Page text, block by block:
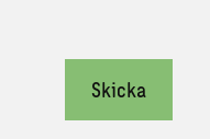
Skicka